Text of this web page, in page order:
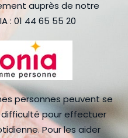
auprès de notre
: 01 44 65 55 20
personnes peuvent se
pour effectuer
Pour les aider